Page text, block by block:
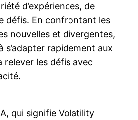
d’expériences, de
défis. En confrontant les
nouvelles et divergentes,
s’adapter rapidement aux
relever les défis avec
qui signifie Volatility